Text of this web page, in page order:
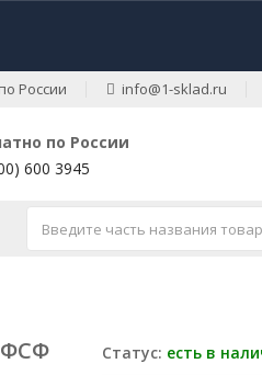
России info@1-sklad.ru
по России
600 3945
ФСФ Статус: есть в